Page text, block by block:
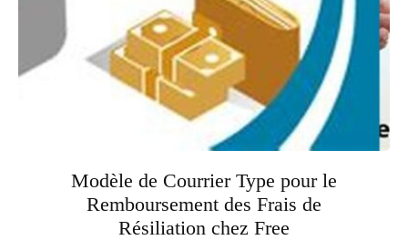
Modèle de Courrier Type pour le
Remboursement des Frais de
Résiliation chez Free